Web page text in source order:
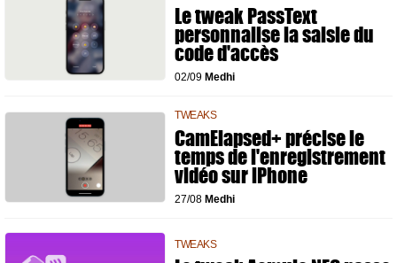
Le tweak PassText
personnalise la saisie du
code d'accès
02/09 Medhi
TWEAKS
CamElapsed+ précise le
temps de l'enregistrement
vidéo sur iPhone
27/08 Medhi
TWEAKS